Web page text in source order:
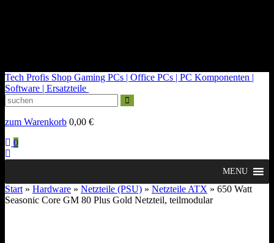
Tech Profis Shop Gaming PCs | Office PCs | PC Komponenten |
Software | Ersatzteile
zum Warenkorb 0,00 €
0
MENU
Start » Hardware » Netzteile (PSU) » Netzteile ATX » 650 Watt
Seasonic Core GM 80 Plus Gold Netzteil, teilmodular